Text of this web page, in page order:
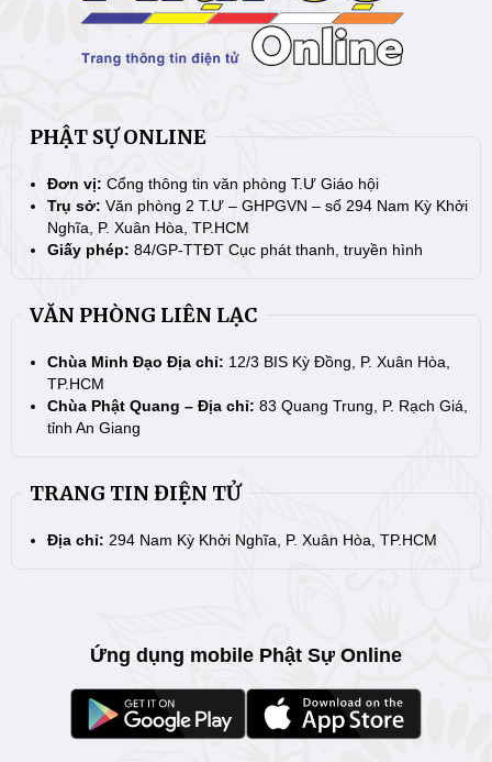
PHẬT SỰ ONLINE
Đơn vị: Cổng thông tin văn phòng T.Ư Giáo hội
Trụ sở: Văn phòng 2 T.Ư – GHPGVN – số 294 Nam Kỳ Khởi
Nghĩa, P. Xuân Hòa, TP.HCM
Giấy phép: 84/GP-TTĐT Cục phát thanh, truyền hình
VĂN PHÒNG LIÊN LẠC
Chùa Minh Đạo Địa chỉ: 12/3 BIS Kỳ Đồng, P. Xuân Hòa,
TP.HCM
Chùa Phật Quang – Địa chỉ: 83 Quang Trung, P. Rạch Giá,
tỉnh An Giang
TRANG TIN ĐIỆN TỬ
Địa chỉ: 294 Nam Kỳ Khởi Nghĩa, P. Xuân Hòa, TP.HCM
Ứng dụng mobile Phật Sự Online